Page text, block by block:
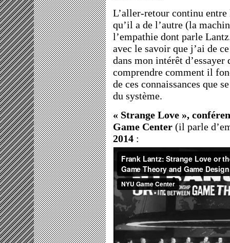
L’aller-retour continu
qu’il a de l’autre (la
l’empathie dont parle
avec le savoir que j’ai de
dans mon intérêt d’essayer
comprendre comment il
de ces connaissances que
du système.
« Strange Love »,
Game Center (il parle
2014 :